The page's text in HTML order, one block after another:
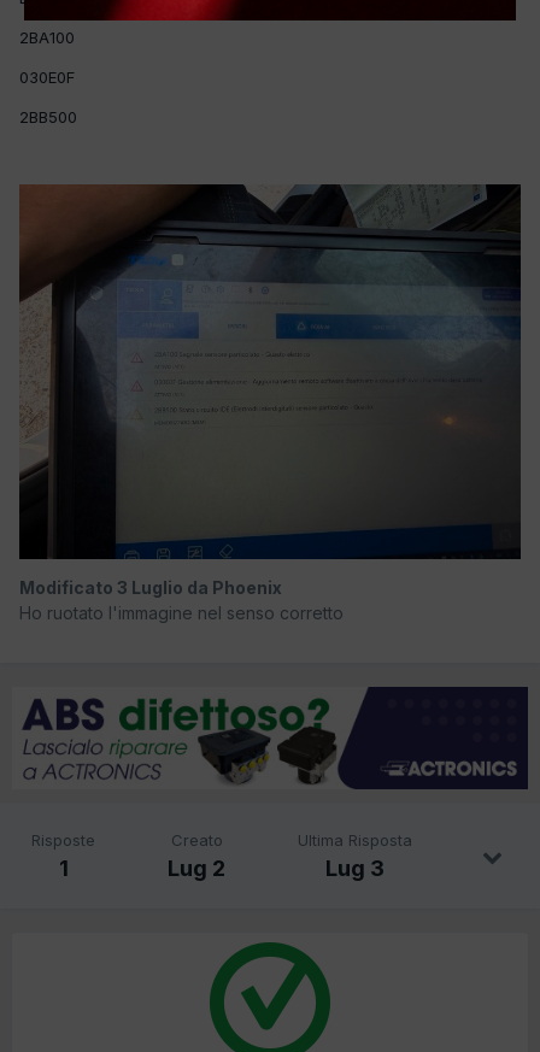
2BA100
030E0F
2BB500
Modificato 3 Luglio da Phoenix
Ho ruotato l'immagine nel senso corretto
Risposte
1
Creato
Lug 2
Ultima Risposta
Lug 3